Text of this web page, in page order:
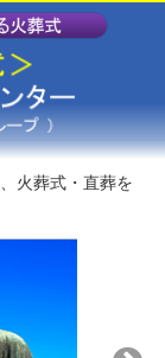
火葬式・直葬を